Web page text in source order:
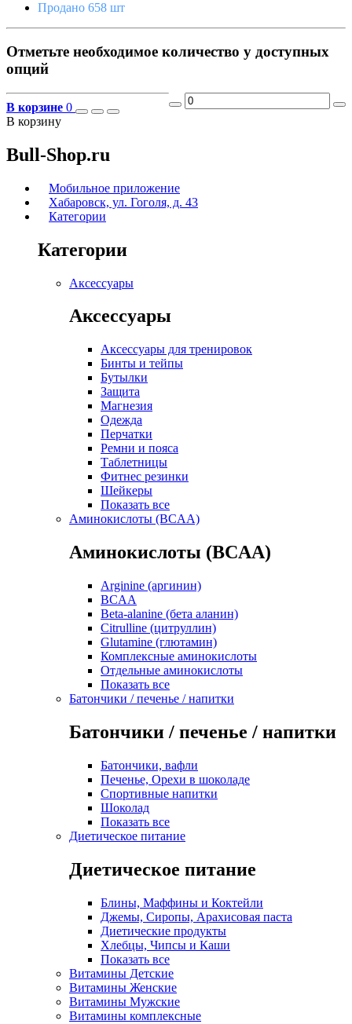
Продано 658 шт
Отметьте необходимое количество у доступных
опций
В корзине 0
В корзину
Bull-Shop.ru
Мобильное приложение
Хабаровск, ул. Гоголя, д. 43
Категории
Категории
Аксессуары
Аксессуары
Аксессуары для тренировок
Бинты и тейпы
Бутылки
Защита
Магнезия
Одежда
Перчатки
Ремни и пояса
Таблетницы
Фитнес резинки
Шейкеры
Показать все
Аминокислоты (BCAA)
Аминокислоты (BCAA)
Arginine (аргинин)
BCAA
Beta-alanine (бета аланин)
Citrulline (цитруллин)
Glutamine (глютамин)
Комплексные аминокислоты
Отдельные аминокислоты
Показать все
Батончики / печенье / напитки
Батончики / печенье / напитки
Батончики, вафли
Печенье, Орехи в шоколаде
Спортивные напитки
Шоколад
Показать все
Диетическое питание
Диетическое питание
Блины, Маффины и Коктейли
Джемы, Сиропы, Арахисовая паста
Диетические продукты
Хлебцы, Чипсы и Каши
Показать все
Витамины Детские
Витамины Женские
Витамины Мужские
Витамины комплексные